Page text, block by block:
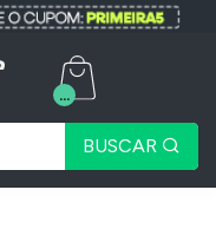
BUSCAR
...